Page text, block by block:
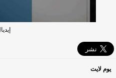
يوم لايت